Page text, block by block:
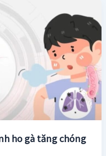
ho gà tăng chóng